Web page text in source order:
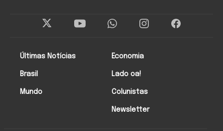
Últimas Notícias
Brasil
Mundo
Economia
Lado oa!
Colunistas
Newsletter